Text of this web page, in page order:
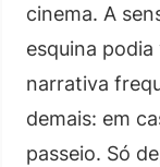
cinema. A
esquina
narrativa
demais: em
passeio. Só